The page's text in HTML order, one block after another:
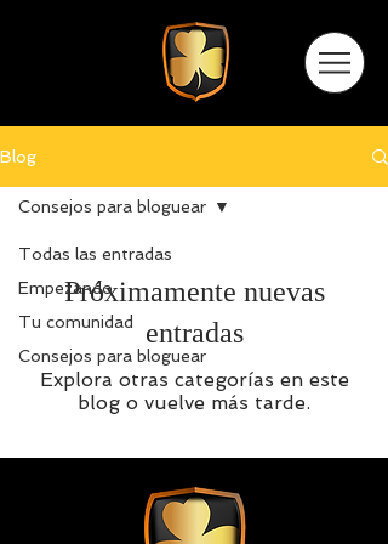
Blog
Todas las entradas
Empezando
Tu comunidad
Consejos para bloguear
Consejos para bloguear
Próximamente nuevas
entradas
Explora otras categorías en este
blog o vuelve más tarde.